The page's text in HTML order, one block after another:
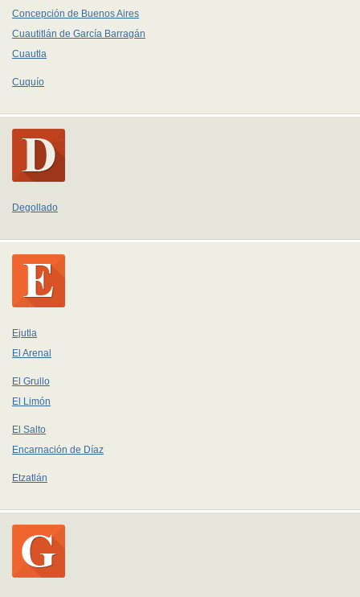
Concepción de Buenos Aires
Cuautitlán de García Barragán
Cuautla
Cuquío
Degollado
Ejutla
El Arenal
El Grullo
El Limón
El Salto
Encarnación de Díaz
Etzatlán